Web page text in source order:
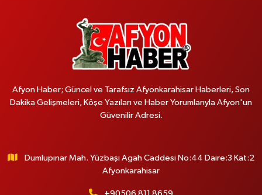
Afyon Haber; Güncel ve Tarafsız Afyonkarahisar Haberleri, Son
Dakika Gelişmeleri, Köşe Yazıları ve Haber Yorumlarıyla Afyon'un
Güvenilir Adresi.
Dumlupınar Mah. Yüzbaşı Agah Caddesi No:44 Daire:3 Kat:2
Afyonkarahisar